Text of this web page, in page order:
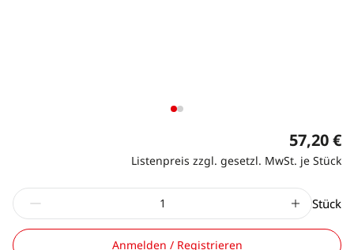
57,20 €
Listenpreis zzgl. gesetzl. MwSt. je Stück
Stück
Anmelden / Registrieren